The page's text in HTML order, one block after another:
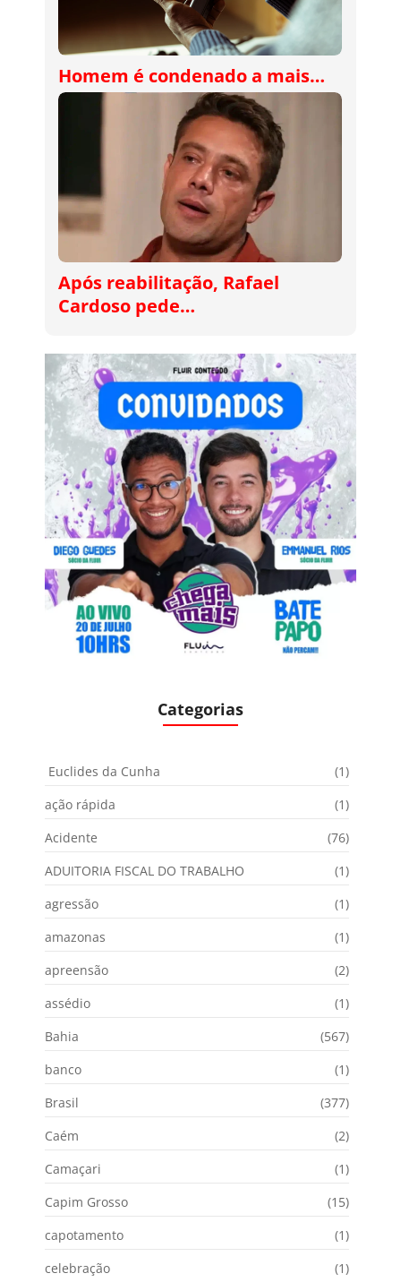
Homem é condenado a mais…
Após reabilitação, Rafael
Cardoso pede…
Categorias
Euclides da Cunha
(1)
ação rápida
(1)
Acidente
(76)
ADUITORIA FISCAL DO TRABALHO
(1)
agressão
(1)
amazonas
(1)
apreensão
(2)
assédio
(1)
Bahia
(567)
banco
(1)
Brasil
(377)
Caém
(2)
Camaçari
(1)
Capim Grosso
(15)
capotamento
(1)
celebração
(1)